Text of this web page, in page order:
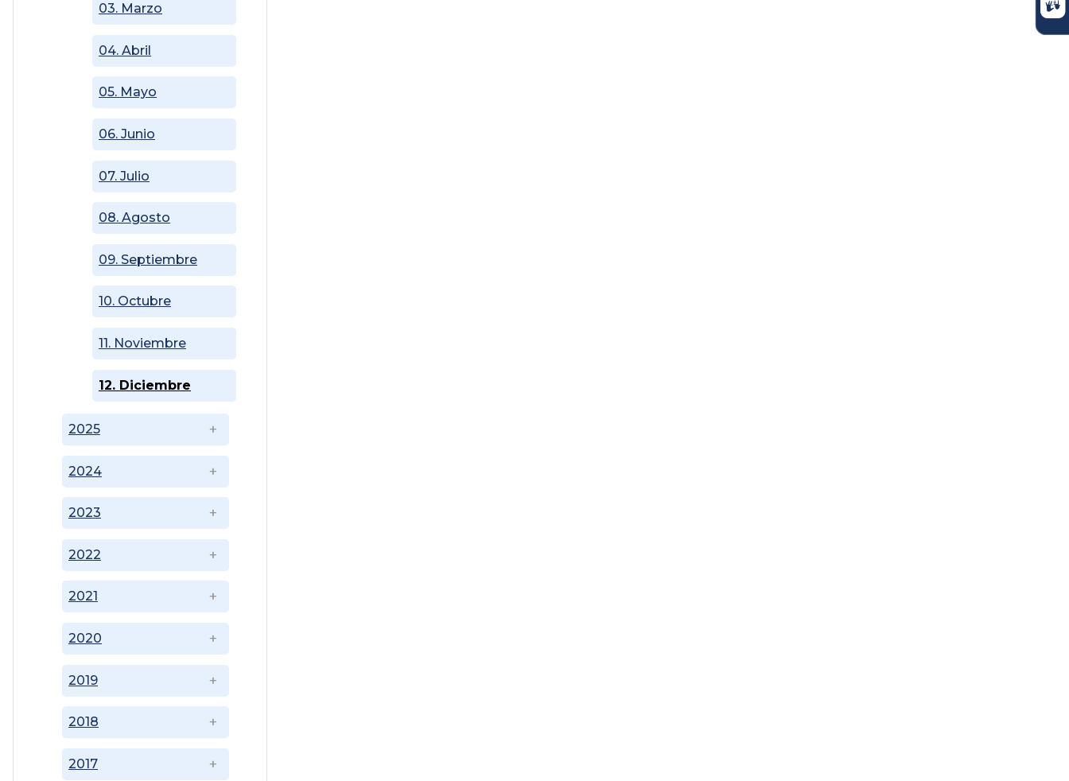
2017
2018
2019
2020
2021
2022
2023
2024
2025
03. Marzo
04. Abril
05. Mayo
06. Junio
07. Julio
08. Agosto
09. Septiembre
10. Octubre
11. Noviembre
12. Diciembre